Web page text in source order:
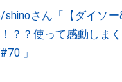
shinoさん「【ダイソー
？？使って感動しま
」